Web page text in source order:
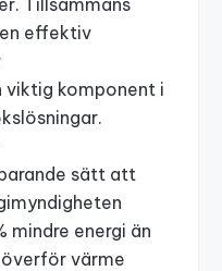
Tillsammans
effektiv
komponent i
sätt att
mindre energi än
värme